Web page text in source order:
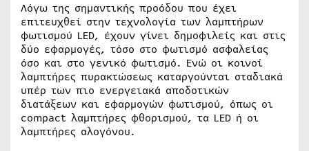
Λόγω της σημαντικής προόδου που έχει
επιτευχθεί στην τεχνολογία των λαμπτήρων
φωτισμού LED, έχουν γίνει δημοφιλείς και στις
δύο εφαρμογές, τόσο στο φωτισμό ασφαλείας
όσο και στο γενικό φωτισμό. Ενώ οι κοινοί
λαμπτήρες πυρακτώσεως καταργούνται σταδιακά
υπέρ των πιο ενεργειακά αποδοτικών
διατάξεων και εφαρμογών φωτισμού, όπως οι
compact λαμπτήρες φθορισμού, τα LED ή οι
λαμπτήρες αλογόνου.